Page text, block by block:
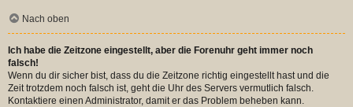
Nach oben
Ich habe die Zeitzone eingestellt, aber die Forenuhr geht immer noch
falsch!
Wenn du dir sicher bist, dass du die Zeitzone richtig eingestellt hast und die
Zeit trotzdem noch falsch ist, geht die Uhr des Servers vermutlich falsch.
Kontaktiere einen Administrator, damit er das Problem beheben kann.